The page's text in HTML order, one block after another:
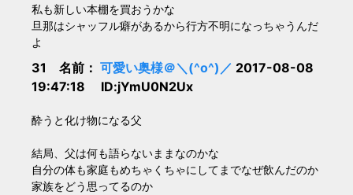
私も新しい本棚を買おうかな
旦那はシャッフル癖があるから行方不明になっちゃうんだ
よ
31 名前： 可愛い奥様＠＼(^o^)／ 2017-08-08
19:47:18 ID:jYmU0N2Ux
酔うと化け物になる父
結局、父は何も語らないままなのかな
自分の体も家庭もめちゃくちゃにしてまでなぜ飲んだのか
家族をどう思ってるのか